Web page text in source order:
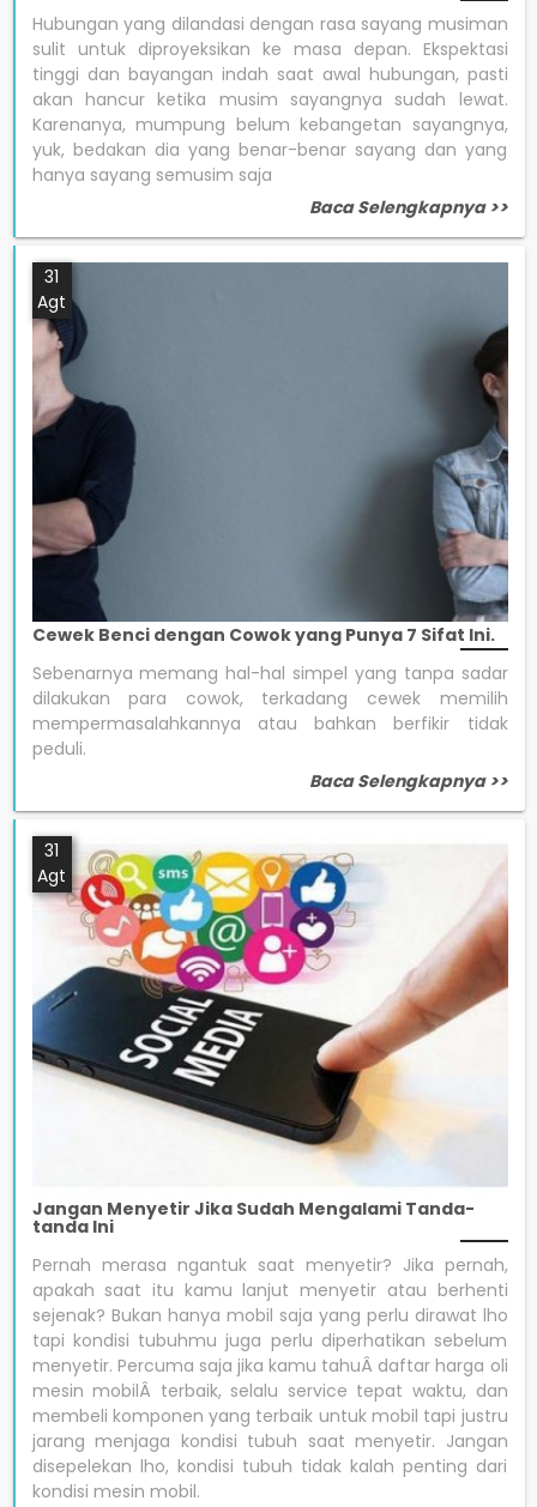
Hubungan yang dilandasi dengan rasa sayang musiman
sulit untuk diproyeksikan ke masa depan. Ekspektasi
tinggi dan bayangan indah saat awal hubungan, pasti
akan hancur ketika musim sayangnya sudah lewat.
Karenanya, mumpung belum kebangetan sayangnya,
yuk, bedakan dia yang benar-benar sayang dan yang
hanya sayang semusim saja
Baca Selengkapnya >>
31
Agt
Cewek Benci dengan Cowok yang Punya 7 Sifat Ini.
Sebenarnya memang hal-hal simpel yang tanpa sadar
dilakukan para cowok, terkadang cewek memilih
mempermasalahkannya atau bahkan berfikir tidak
peduli.
Baca Selengkapnya >>
31
Agt
Jangan Menyetir Jika Sudah Mengalami Tanda-
tanda Ini
Pernah merasa ngantuk saat menyetir? Jika pernah,
apakah saat itu kamu lanjut menyetir atau berhenti
sejenak? Bukan hanya mobil saja yang perlu dirawat lho
tapi kondisi tubuhmu juga perlu diperhatikan sebelum
menyetir. Percuma saja jika kamu tahuÂ daftar harga oli
mesin mobilÂ terbaik, selalu service tepat waktu, dan
membeli komponen yang terbaik untuk mobil tapi justru
jarang menjaga kondisi tubuh saat menyetir. Jangan
disepelekan lho, kondisi tubuh tidak kalah penting dari
kondisi mesin mobil.